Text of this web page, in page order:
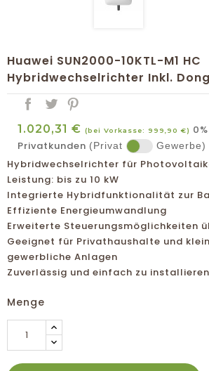
Huawei SUN2000-10KTL-M1 HC
Hybridwechselrichter Inkl.
1.020,31 € (bei Vorkasse: 999,90 €)
Privatkunden (Privat Gewerbe)
Hybridwechselrichter für
Leistung: bis zu 10 kW
Integrierte Hybridfunktionalität zur
Effiziente Energieumwandlung
Erweiterte Steuerungsmöglichkeiten
Geeignet für Privathaushalte und
gewerbliche Anlagen
Zuverlässig und einfach zu installieren
Menge